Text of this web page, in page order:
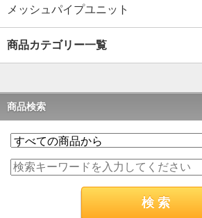
メッシュパイプユニット
商品カテゴリー一覧
商品検索